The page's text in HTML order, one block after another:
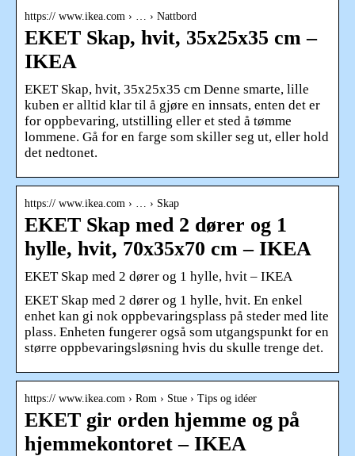
https:// www.ikea.com › … › Nattbord
EKET Skap, hvit, 35x25x35 cm –
IKEA
EKET Skap, hvit, 35x25x35 cm Denne smarte, lille
kuben er alltid klar til å gjøre en innsats, enten det er
for oppbevaring, utstilling eller et sted å tømme
lommene. Gå for en farge som skiller seg ut, eller hold
det nedtonet.
https:// www.ikea.com › … › Skap
EKET Skap med 2 dører og 1
hylle, hvit, 70x35x70 cm – IKEA
EKET Skap med 2 dører og 1 hylle, hvit – IKEA
EKET Skap med 2 dører og 1 hylle, hvit. En enkel
enhet kan gi nok oppbevaringsplass på steder med lite
plass. Enheten fungerer også som utgangspunkt for en
større oppbevaringsløsning hvis du skulle trenge det.
https:// www.ikea.com › Rom › Stue › Tips og idéer
EKET gir orden hjemme og på
hjemmekontoret – IKEA